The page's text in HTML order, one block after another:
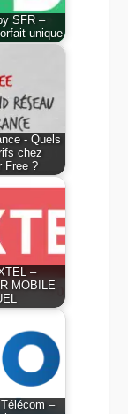
SFR –
unique
- Quels
chez
Free ?
–
MOBILE
–